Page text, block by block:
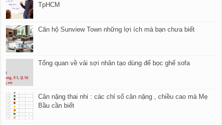
TpHCM
Căn hộ Sunview Town những lợi ích mà bạn chưa biết
Tổng quan về vải sợi nhân tạo dùng để bọc ghế sofa
Cân nặng thai nhi : các chỉ số cân nặng , chiều cao mà Mẹ
Bầu cần biết